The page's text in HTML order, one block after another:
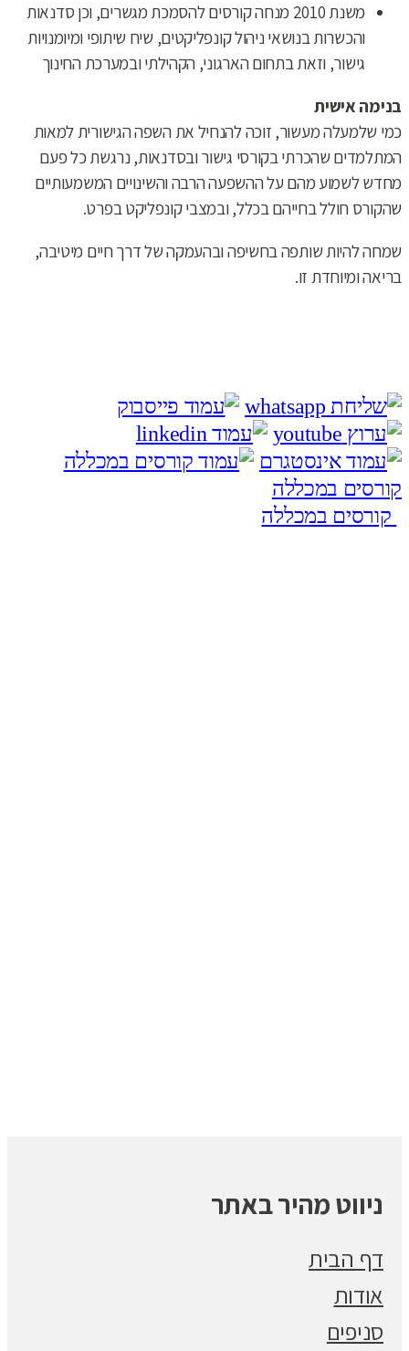
משנת 2010 מנחה קורסים להסמכת מגשרים, וכן סדנאות
והכשרות בנושאי ניהול קונפליקטים, שיח שיתופי ומיומנויות
גישור, וזאת בתחום הארגוני, הקהילתי ובמערכת החינוך
בנימה אישית
כמי שלמעלה מעשור, זוכה להנחיל את השפה הגישורית למאות
המתלמדים שהכרתי בקורסי גישור ובסדנאות, נרגשת כל פעם
מחדש לשמוע מהם על ההשפעה הרבה והשינויים המשמעותיים
שהקורס חולל בחייהם בכלל, ובמצבי קונפליקט בפרט.
שמחה להיות שותפה בחשיפה ובהעמקה של דרך חיים מיטיבה,
בריאה ומיוחדת זו.
קורסים במכללה
קורסים במכללה
ניווט מהיר באתר
דף הבית
אודות
סניפים